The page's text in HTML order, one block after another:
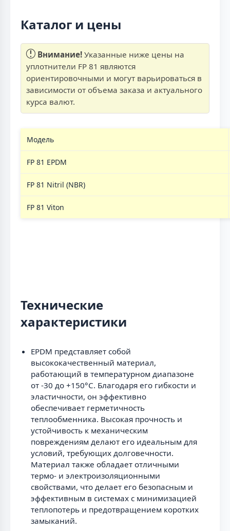
Каталог и цены
Внимание! Указанные ниже цены на
уплотнители FP 81 являются
ориентировочными и могут варьироваться в
зависимости от объема заказа и актуального
курса валют.
Модель
FP 81 EPDM
FP 81 Nitril (NBR)
FP 81 Viton
Технические
характеристики
EPDM представляет собой
высококачественный материал,
работающий в температурном диапазоне
от -30 до +150°С. Благодаря его гибкости и
эластичности, он эффективно
обеспечивает герметичность
теплообменника. Высокая прочность и
устойчивость к механическим
повреждениям делают его идеальным для
условий, требующих долговечности.
Материал также обладает отличными
термо- и электроизоляционными
свойствами, что делает его безопасным и
эффективным в системах с минимизацией
теплопотерь и предотвращением коротких
замыканий.